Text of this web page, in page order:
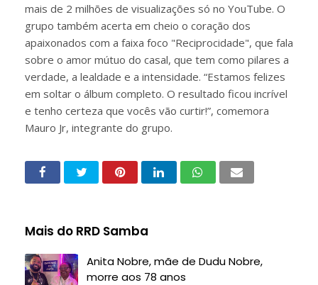
mais de 2 milhões de visualizações só no YouTube. O
grupo também acerta em cheio o coração dos
apaixonados com a faixa foco "Reciprocidade", que fala
sobre o amor mútuo do casal, que tem como pilares a
verdade, a lealdade e a intensidade. “Estamos felizes
em soltar o álbum completo. O resultado ficou incrível
e tenho certeza que vocês vão curtir!”, comemora
Mauro Jr, integrante do grupo.
Mais do RRD Samba
Anita Nobre, mãe de Dudu Nobre,
morre aos 78 anos